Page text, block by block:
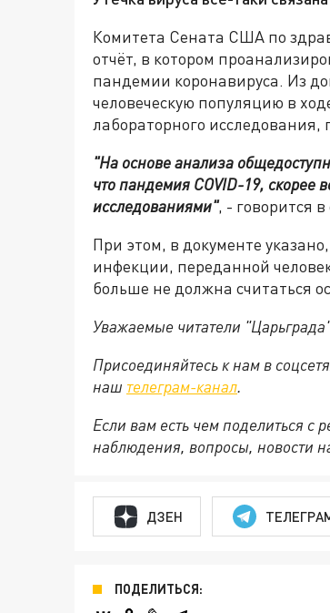
Комитета Сената США по
отчёт, в котором
пандемии коронавируса. Из
человеческую популяцию в
лабораторного исследования,
"На основе анализа
что пандемия COVID-19, скорее
исследованиями", - говорится в
При этом, в документе
инфекции, переданной
больше не должна считаться
Уважаемые читатели
Присоединяйтесь к нам в
наш телеграм-канал.
Если вам есть чем поделиться с
наблюдения, вопросы, новости
ДЗЕН
ПОДЕЛИТЬСЯ: